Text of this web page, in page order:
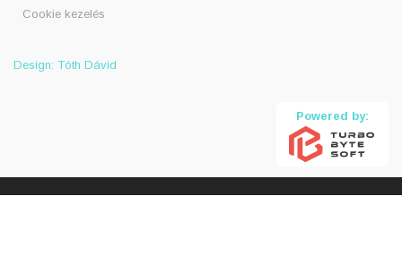
Cookie kezelés
Design: Tóth Dávid
Powered by: